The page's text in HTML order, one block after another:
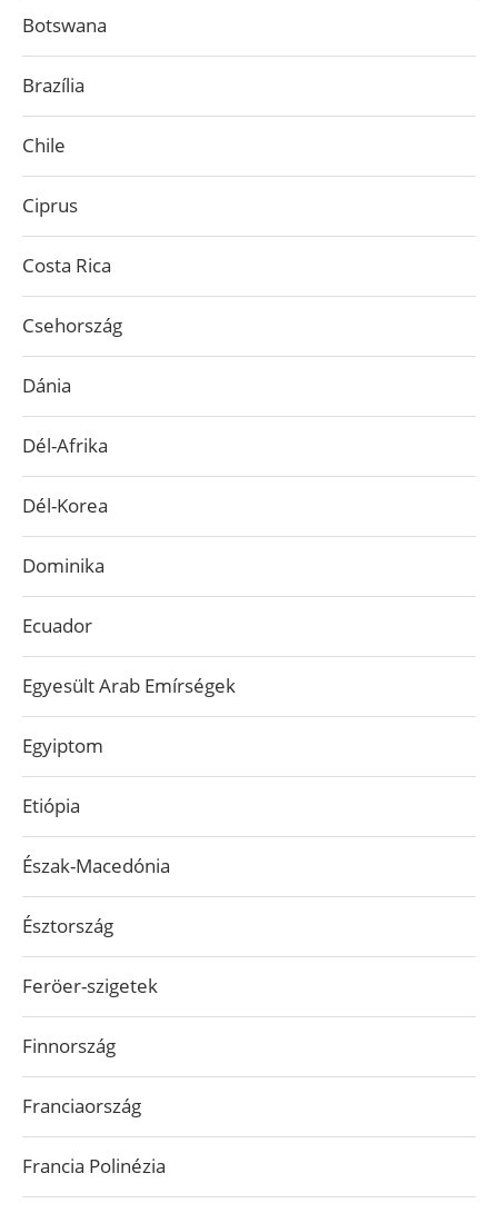
Botswana
Brazília
Chile
Ciprus
Costa Rica
Csehország
Dánia
Dél-Afrika
Dél-Korea
Dominika
Ecuador
Egyesült Arab Emírségek
Egyiptom
Etiópia
Észak-Macedónia
Észtország
Feröer-szigetek
Finnország
Franciaország
Francia Polinézia